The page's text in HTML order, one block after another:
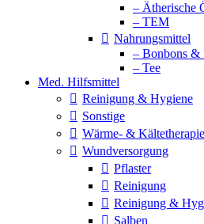
– Ätherische
– TEM
Nahrungsmittel
– Bonbons &
– Tee
Med. Hilfsmittel
Reinigung & Hygiene
Sonstige
Wärme- & Kältetherapie
Wundversorgung
Pflaster
Reinigung
Reinigung &
Salben